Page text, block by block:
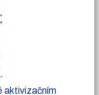
aktivizačním